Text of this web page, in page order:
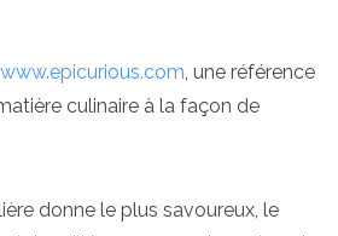
www.epicurious.com, une référence
culinaire à la façon de
donne le plus savoureux, le